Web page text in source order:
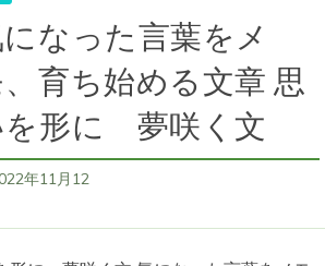
なった言葉をメ
育ち始める文章 思
を形に 夢咲く文
年11月12